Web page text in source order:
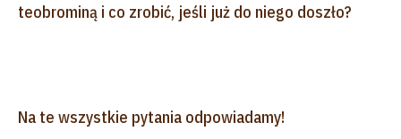
teobrominą i co zrobić, jeśli już do niego doszło?
Na te wszystkie pytania odpowiadamy!